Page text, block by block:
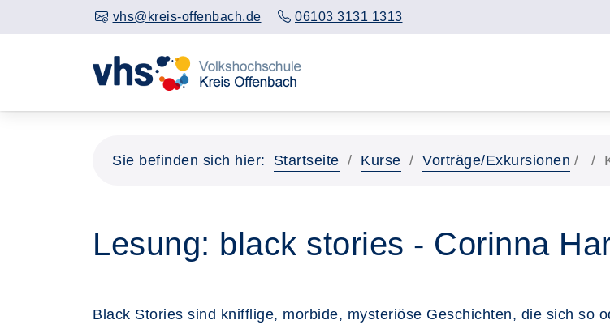
vhs@kreis-offenbach.de 06103 3131 1313
Sie befinden sich hier: Startseite Kurse Vorträge/Exkursionen
Lesung: black stories - Corinna
Black Stories sind knifflige, morbide, mysteriöse Geschichten, die sich so